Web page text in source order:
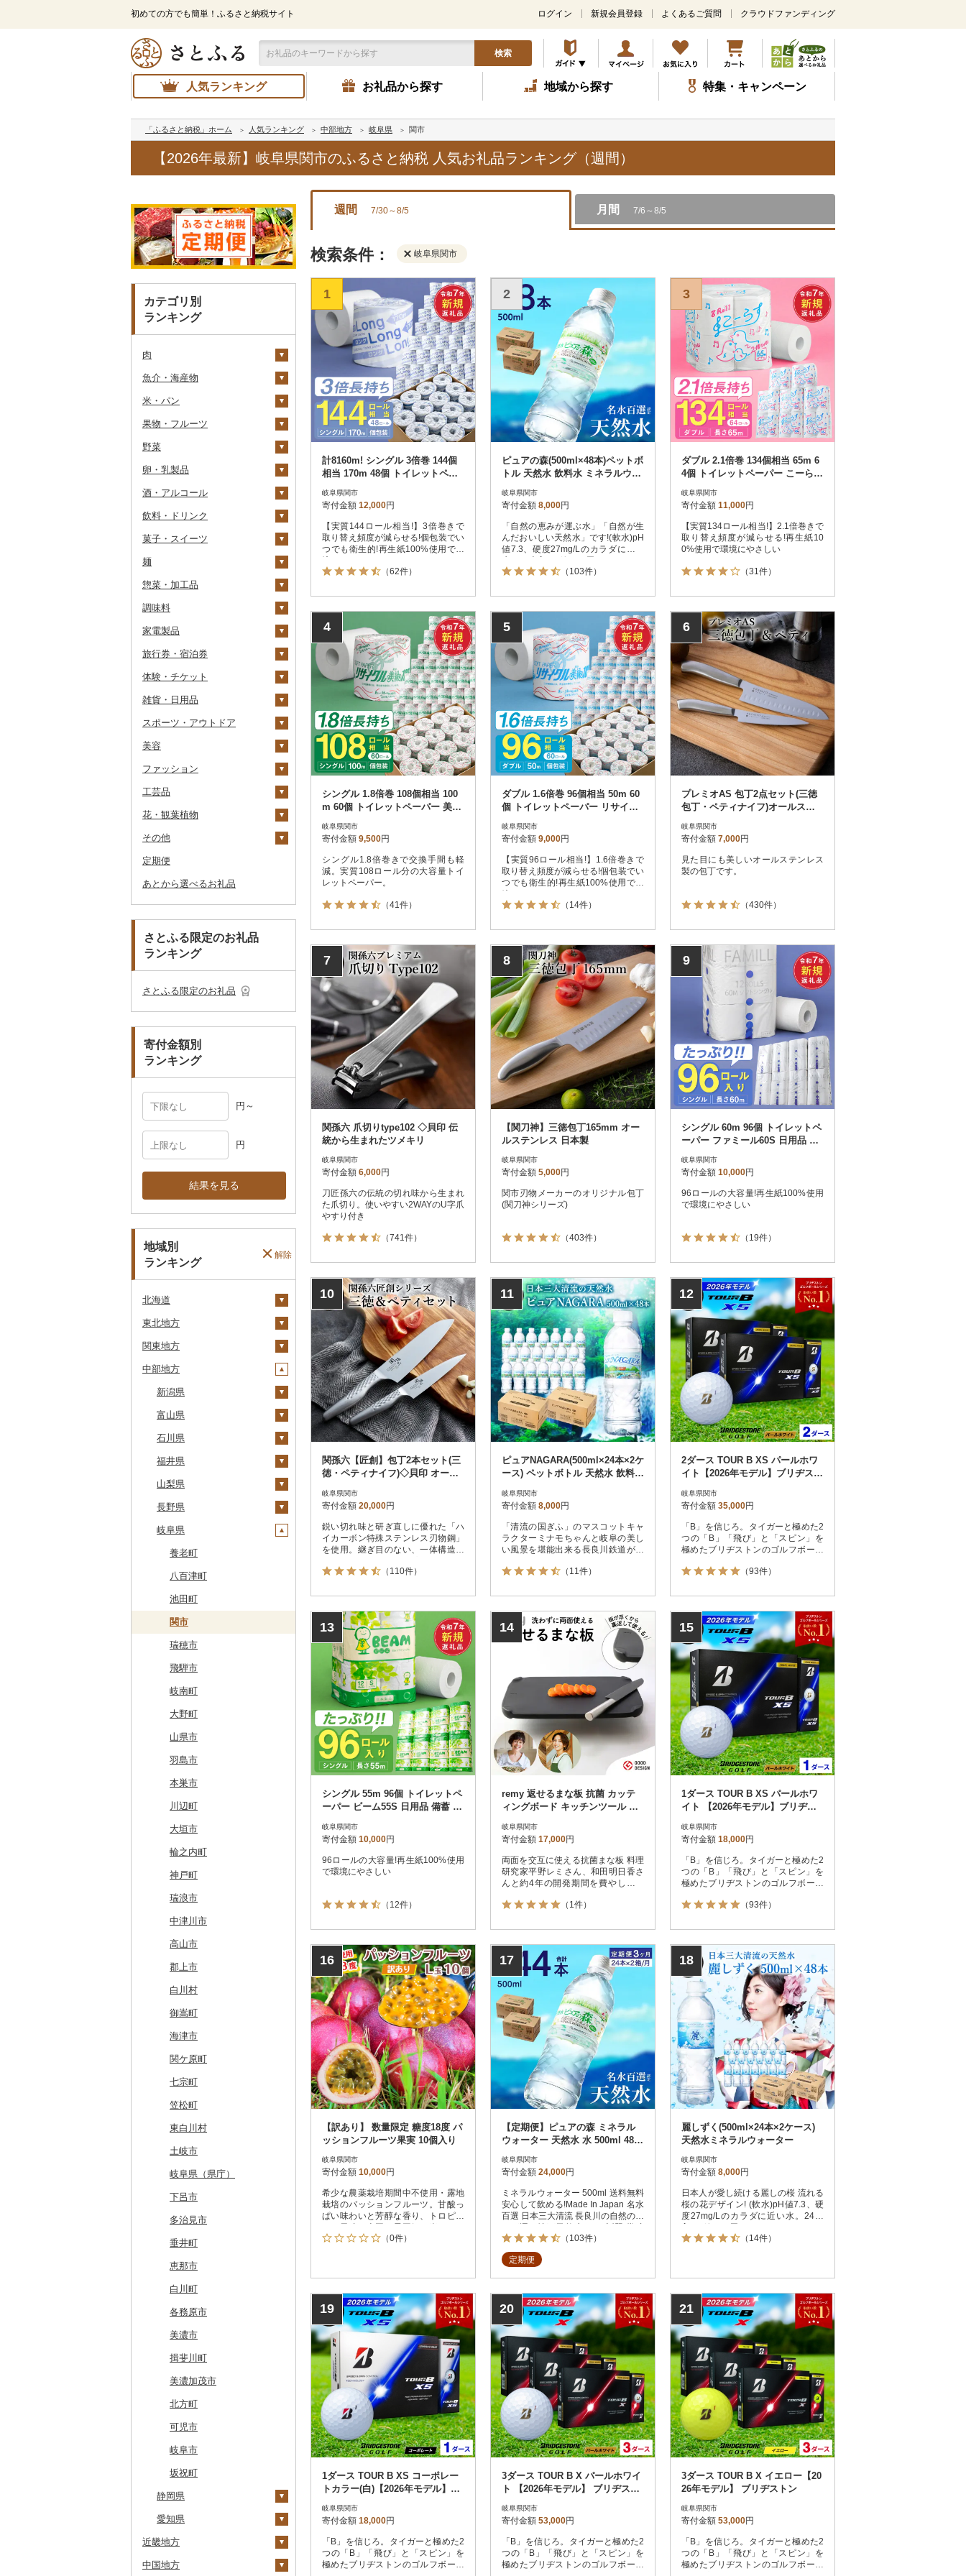
初めての方でも簡単！ふるさと納税サイト
メ
ン
コ
ン
テ
ツ
ッ
プ
ログイン 新規会員登録 よくあるご質問 クラウドファンディング
検索
人気ランキング お礼品から探す 地域から探す 特集・キャンペーン
「ふるさと納税」ホーム 人気ランキング 中部地方 岐阜県 関市
【2026年最新】岐阜県関市のふるさと納税 人気お礼品ランキング（週間）
カテゴリ別
ランキング
肉
牛肉（精肉）
ステーキ
すき焼き
焼肉
牛タン
和牛
黒毛和牛
仙台牛
米沢牛
山形牛
常陸牛
上州牛
飛騨牛
近江牛
但馬牛
佐賀牛
長崎和牛
宮崎牛
その他牛肉（精肉）
牛肉（加工品）
ハンバーグ
ローストビーフ
ビーフジャーキー
その他牛肉（加工品）
豚肉（精肉）
すき焼き
しゃぶしゃぶ
焼肉
アグー豚
豚肉（加工品）
ハンバーグ
もつ鍋
ハム
ソーセージ・ウインナ
鶏肉
鶏肉（精肉）
ハム・ソーセージ
唐揚げ
水炊き
地鶏
赤鶏さつま
その他鶏肉
鹿肉
馬肉
羊肉・ラム肉（ジンギス
魚介・海産物
カニ
ズワイガニ
毛ガニ
かにしゃぶ
その他カニ
エビ
ボタンエビ
伊勢海老
その他エビ
いくら
うに
明太子・たらこ
明太子
たらこ
その他魚卵
数の子
キャビア
その他魚卵
貝
鮑（アワビ）
牡蠣（カキ）
あさり
しじみ
サザエ
はまぐり
その他貝
鮮魚
鮭・サーモン
マグロ
イワシ
カツオ
金目鯛
クエ
サバ
鯛
のどぐろ
ブリ
ほっけ
その他鮮魚
イカ・タコ
イカ
タコ
海苔・海藻
海苔
わかめ
ひじき
その他海苔・海藻
干物
ししゃも
その他干物
その他魚介・加工品
しらす・ちりめん
かまぼこ・練り製品
米・パン
米
無洗米
玄米
金芽米
ゆめぴりか
コシヒカリ
はえぬき
さがびより
あきたこまち
ひとめぼれ
ミルキークィーン
ななつぼし
雑穀
餅
その他穀物加工品
パン
果物・フルーツ
ぶどう・マスカット
巨峰
ナガノパープル
ピオーネ
デラウェア
その他ぶどう・マスカ
いちご
りんご
もも
メロン
梨
和梨
洋梨・ラフランス
マンゴー
みかん・柑橘
みかん
レモン
不知火・デコポン
せとか
まどんな
その他柑橘
すいか
キウイ
柿（カキ）
ドライフルーツ
干し芋
その他果物
びわ
パイナップル
栗
野菜
いも
じゃがいも
さつまいも
その他いも
トマト
フルーツトマト
ミニトマト
玉ねぎ
ねぎ
根菜
人参
大根
自然薯
レンコン
にんにく・生姜
その他根菜
アスパラガス
豆
きのこ
しいたけ
松茸
その他きのこ
その他野菜
山菜
かぼちゃ
レタス
卵・乳製品
卵
チーズ
ヨーグルト
バター
その他乳製品
酒・アルコール
ビール・発泡酒
ビール
地ビール・クラフトビ
日本酒
純米吟醸
大吟醸
吟醸
その他日本酒
芋焼酎
麦焼酎
米焼酎
黒糖焼酎
その他焼酎
梅酒
泡盛
ワイン
白ワイン
赤ワイン
シャンパン・スパーク
ウイスキー
リキュール・洋酒
甘酒
ノンアルコール
その他酒
飲料・ドリンク
水・ミネラルウォーター
飲料
コーヒー豆
粉
ドリップ
茶
飲料
茶葉・ティーバッグ
静岡茶
足柄茶
知覧茶
八女茶
果汁飲料
りんごジュース
みかんジュース（オレ
紅茶
飲料
茶葉・ティーバッグ
その他飲料・ジュース
野菜ジュース
炭酸飲料
豆乳
菓子・スイーツ
クッキー
焼き菓子
プリン
ゼリー
チョコレート
カステラ
アイス・ジェラート
その他洋菓子
煎餅・おかき
羊羹
饅頭
大福
その他和菓子
麺
ラーメン
うどん
そば
パスタ
ひやむぎ
そうめん
その他麺
惣菜・加工品
惣菜
餃子
シュウマイ
コロッケ
その他惣菜
カレー・シチュー
カレー
シチュー
鍋
肉
魚
その他鍋
ピザ
レトルト
スープ
豆腐・納豆
豆腐
漬物
キムチ
その他漬物
缶詰・瓶詰
肉
魚
ジャム
その他缶詰・瓶詰
乾物
燻製（スモーク）
おせち
その他加工品
調味料
砂糖
塩
醤油
味噌
酢
だし
食用油
オリーブオイル
ごま油
はちみつ
ドレッシング
その他調味料
ケチャップ
こしょう
その他調味料
家電製品
季節・空調家電
キッチン家電
照明器具
パソコン・周辺機器
TV・オーディオ・カメラ
美容・健康家電
カー用品
時計
その他家電
旅行券・宿泊券
旅行券
JTBふるさと旅行クー
その他旅行券
宿泊券
体験・チケット
PayPay商品券
食事券
温泉・サウナ・スパ利用
券
GDOふるさとゴルフ
プレークーポン
その他のゴルフプレー
花火大会チケット
カタログギフト
雑貨・日用品
家具・インテリア
机・テーブル
その他家具・インテリ
寝具
布団
毛布
タオルケット
タオル
その他タオル
文房具・印鑑
ボールペン
ノート・ファイル
その他文房具
食器
グラス・カップ
箸
スプーン・フォーク・
ナイフ
皿・椀
その他食器
キッチン用品
フライパン
鍋
まな板
土鍋
日用品
洗剤
トイレットペーパー
ティッシュ
その他日用品
楽器・器材
本・CD・DVD
おもちゃ・ぬいぐるみ
ご当地キャラクター
ペット用品
その他雑貨
スポーツ・アウトドア
ゴルフ
ゴルフボール
ゴルフウェア
その他ゴルフ
釣り
サイクリング
アウトドア・キャンプ
その他スポーツ
その他スポーツ
美容
スキンケア
洗顔
その他スキンケア
シャンプー・リンス
石鹸・ボディーソープ
入浴剤
アロマ
プロテイン
その他美容
ファッション
鞄・バッグ
トートバッグ・ショル
ツケース
その他鞄・バッグ
洋服
女性・レディース
子供・ベビー
その他洋服
和服
靴・履物
靴・シューズ
スリッパ・下駄・草履
その他靴・履物
アクセサリー
ペンダント・ネックレ
ス
ピアス・イヤリング
その他アクセサリー
その他服飾小物
ショール・ストール
マフラー・手袋
工芸品
織物
本場奄美大島紬
陶器・漆器
唐津焼
備前焼
美濃焼
村上木彫堆朱
その他装飾品・工芸品
数珠
工芸品
播州そろばん
美濃和紙
花・観葉植物
観葉植物・苗木
花
胡蝶蘭
造花・プリザーブドフ
ラワー
その他花
盆栽・その他
その他
地域サービス
その他
定期便
あとから選べるお礼品
さとふる限定のお礼品
ランキング
さとふる限定のお礼品
寄付金額別
ランキング
円～
円
結果を見る
地域別
ランキング
解除
北海道
安平町
八雲町
鹿部町
江差町
白老町
せたな町
旭川市
森町
稚内市
標津町
清里町
北斗市
留萌市
白糠町
釧路町
名寄市
美唄市
厚岸町
南富良野町
上富良野町
和寒町
紋別市
乙部町
根室市
三笠市
東川町
厚真町
奥尻町
網走市
浦河町
広尾町
中札内村
滝川市
比布町
鶴居村
釧路市
苫前町
当別町
占冠村
上士幌町
平取町
七飯町
北見市
登別市
訓子府町
室蘭市
士幌町
倶知安町
天塩町
京極町
新十津川町
江別市
蘭越町
幌加内町
古平町
東北地方
青森県
十和田市
大鰐町
南部町
五戸町
藤崎町
六ヶ所村
東北町
三戸町
東通村
黒石市
おいらせ町
鶴田町
階上町
深浦町
青森市
田子町
新郷村
横浜町
野辺地町
佐井村
六戸町
五所川原市
平川市
蓬田村
中泊町
外ヶ浜町
つがる市
弘前市
鰺ヶ沢町
むつ市
田舎館村
青森県（県庁）
三沢市
西目屋村
岩手県
宮古市
軽米町
岩手町
矢巾町
釜石市
野田村
普代村
一戸町
陸前高田市
紫波町
滝沢市
住田町
葛巻町
花巻市
岩泉町
田野畑村
盛岡市
遠野市
奥州市
雫石町
岩手県（県庁）
一関市
久慈市
西和賀町
北上市
平泉町
洋野町
大船渡市
山田町
大槌町
宮城県
柴田町
色麻町
丸森町
大衡村
加美町
利府町
白石市
登米市
山元町
名取市
川崎町
村田町
栗原市
富谷市
岩沼市
七ヶ宿町
大崎市
塩竈市
石巻市
多賀城市
宮城県（県庁）
亘理町
蔵王町
女川町
気仙沼市
美里町
松島町
大和町
大郷町
南三陸町
仙台市
大河原町
角田市
涌谷町
東松島市
秋田県
大潟村
横手市
能代市
小坂町
仙北市
井川町
潟上市
三種町
藤里町
湯沢市
大館市
由利本荘市
にかほ市
羽後町
秋田県（県庁）
秋田市
男鹿市
美郷町
東成瀬村
五城目町
北秋田市
八峰町
鹿角市
大仙市
八郎潟町
山形県
村山市
尾花沢市
上山市
河北町
酒田市
新庄市
長井市
小国町
南陽市
中山町
庄内町
大石田町
川西町
鶴岡市
山形県（県庁）
金山町
東根市
飯豊町
鮭川村
大蔵村
山辺町
戸沢村
舟形町
最上町
真室川町
寒河江市
西川町
高畠町
山形市
三川町
大江町
米沢市
福島県
天栄村
広野町
鏡石町
須賀川市
小野町
棚倉町
古殿町
昭和村
下郷町
西郷村
二本松市
猪苗代町
川俣町
郡山市
西会津町
玉川村
いわき市
南会津町
田村市
磐梯町
三春町
本宮市
柳津町
鮫川村
福島市
新地町
葛尾村
三島町
桑折町
矢吹町
国見町
檜枝岐村
喜多方市
南相馬市
会津若松市
大熊町
浅川町
相馬市
中島村
伊達市
川内村
平田村
飯舘村
矢祭町
楢葉町
湯川村
関東地方
茨城県
土浦市
取手市
つくば市
稲敷市
潮来市
五霞町
北茨城市
境町
かすみがうら市
牛久市
常陸太田市
つくばみらい市
下妻市
茨城町
神栖市
常総市
東海村
美浦村
大洗町
河内町
ひたちなか市
龍ケ崎市
守谷市
常陸大宮市
笠間市
行方市
結城市
城里町
水戸市
鉾田市
桜川市
石岡市
茨城県（県庁）
坂東市
小美玉市
日立市
大子町
鹿嶋市
阿見町
那珂市
筑西市
八千代町
古河市
栃木県
那須塩原市
市貝町
塩谷町
上三川町
佐野市
真岡市
高根沢町
大田原市
栃木市
日光市
小山市
宇都宮市
栃木県（県庁）
那珂川町
茂木町
那須烏山市
矢板市
さくら市
足利市
那須町
鹿沼市
下野市
益子町
芳賀町
野木町
群馬県
榛東村
下仁田町
玉村町
安中市
川場村
昭和村
甘楽町
明和町
沼田市
桐生市
吉岡町
太田市
高山村
みどり市
千代田町
みなかみ町
片品村
富岡市
館林市
伊勢崎市
東吾妻町
前橋市
藤岡市
邑楽町
板倉町
嬬恋村
草津町
高崎市
群馬県（県庁）
大泉町
長野原町
中之条町
埼玉県
春日部市
蕨市
戸田市
毛呂山町
久喜市
ふじみ野市
川島町
上里町
川口市
飯能市
長瀞町
羽生市
小鹿野町
坂戸市
鳩山町
埼玉県（県庁）
神川町
東秩父村
横瀬町
三芳町
幸手市
日高市
蓮田市
川越市
宮代町
吉見町
東松山市
入間市
志木市
北本市
桶川市
加須市
三郷市
八潮市
越生町
さいたま市
鴻巣市
嵐山町
越谷市
小川町
滑川町
本庄市
熊谷市
白岡市
ときがわ町
朝霞市
美里町
千葉県
勝浦市
袖ケ浦市
我孫子市
長柄町
芝山町
八千代市
横芝光町
多古町
白子町
栄町
香取市
習志野市
銚子市
君津市
旭市
南房総市
八街市
東金市
九十九里町
いすみ市
東庄町
館山市
大網白里市
一宮町
佐倉市
木更津市
茂原市
野田市
山武市
鴨川市
印西市
神崎町
船橋市
千葉市
白井市
成田市
富津市
浦安市
松戸市
柏市
匝瑳市
市川市
市原市
東京都
八王子市
日野市
昭島市
武蔵村山市
葛飾区
小金井市
墨田区
東久留米市
利島村
瑞穂町
大島町
府中市
国分寺市
東村山市
中央区
あきる野市
中野区
荒川区
北区
多摩市
稲城市
世田谷区
日の出町
板橋区
渋谷区
千代田区
新宿区
江東区
青梅市
国立市
品川区
福生市
小平市
文京区
大田区
豊島区
西東京市
羽村市
神奈川県
南足柄市
松田町
大井町
中井町
愛川町
山北町
真鶴町
清川村
開成町
藤沢市
神奈川県（県庁）
鎌倉市
大和市
伊勢原市
小田原市
湯河原町
秦野市
綾瀬市
横須賀市
三浦市
大磯町
箱根町
横浜市
茅ヶ崎市
川崎市
厚木市
海老名市
相模原市
座間市
二宮町
中部地方
新潟県
十日町市
弥彦村
阿賀町
出雲崎町
魚沼市
佐渡市
燕市
南魚沼市
関川村
新発田市
加茂市
小千谷市
田上町
五泉市
三条市
見附市
糸魚川市
胎内市
上越市
阿賀野市
津南町
新潟県（県庁）
柏崎市
村上市
妙高市
聖籠町
刈羽村
湯沢町
新潟市
富山県
射水市
氷見市
朝日町
高岡市
魚津市
砺波市
入善町
黒部市
立山町
富山県（県庁）
小矢部市
滑川市
富山市
南砺市
石川県
羽咋市
七尾市
白山市
穴水町
輪島市
中能登町
石川県（県庁）
野々市市
能登町
能美市
津幡町
宝達志水町
金沢市
内灘町
かほく市
小松市
志賀町
加賀市
福井県
美浜町
小浜市
越前町
若狭町
鯖江市
高浜町
勝山市
福井県（県庁）
越前市
坂井市
あわら市
福井市
大野市
敦賀市
おおい町
永平寺町
山梨県
富士吉田市
甲斐市
山梨市
富士川町
大月市
富士河口湖町
韮崎市
南アルプス市
市川三郷町
都留市
山梨県（県庁）
道志村
忍野村
笛吹市
中央市
北杜市
鳴沢村
西桂町
身延町
早川町
南部町
昭和町
甲府市
甲州市
丹波山村
長野県
高森町
御代田町
飯田市
青木村
南箕輪村
長野県（県庁）
上松町
高山村
南木曽町
朝日村
長野市
根羽村
池田町
須坂市
川上村
信濃町
南牧村
伊那市
立科町
東御市
中野市
豊丘村
売木村
小諸市
木曽町
箕輪町
駒ヶ根市
王滝村
千曲市
辰野町
茅野市
喬木村
阿智村
小川村
宮田村
飯綱町
栄村
松川町
坂城町
富士見町
塩尻市
諏訪市
小谷村
松川村
生坂村
南相木村
岐阜県
養老町
八百津町
池田町
関市
瑞穂市
飛騨市
岐南町
大野町
山県市
羽島市
本巣市
川辺町
大垣市
輪之内町
神戸町
瑞浪市
中津川市
高山市
郡上市
白川村
御嵩町
海津市
関ケ原町
七宗町
笠松町
東白川村
土岐市
岐阜県（県庁）
下呂市
多治見市
垂井町
恵那市
白川町
各務原市
美濃市
揖斐川町
美濃加茂市
北方町
可児市
岐阜市
坂祝町
静岡県
下田市
静岡市
吉田町
愛知県
清須市
田原市
近畿地方
三重県
中国地方
週間 7/30～8/5 月間 7/6～8/5
検索条件： 岐阜県関市
1
計8160m! シングル 3倍巻 144個
相当 170m 48個 トイレットペー
パー ロング170S
岐阜県関市
寄付金額 12,000円
【実質144ロール相当!】3倍巻きで
取り替え頻度が減らせる!個包装でい
つでも衛生的!再生紙100%使用で環
（62件）
2
ピュアの森(500ml×48本)ペットボ
トル 天然水 飲料水 ミネラルウォ
ーター
岐阜県関市
寄付金額 8,000円
「自然の恵みが運ぶ水」「自然が生
んだおいしい天然水」です!(軟水)pH
値7.3、硬度27mg/Lのカラダに近い
（103件）
3
ダブル 2.1倍巻 134個相当 65m 6
4個 トイレットペーパー こーらす
65W 日用品 防災
岐阜県関市
寄付金額 11,000円
【実質134ロール相当!】2.1倍巻きで
取り替え頻度が減らせる!再生紙10
0%使用で環境にやさしい
（31件）
4
シングル 1.8倍巻 108個相当 100
m 60個 トイレットペーパー 美緑
岐阜県関市
寄付金額 9,500円
シングル1.8倍巻きで交換手間も軽
減。実質108ロール分の大容量トイ
レットペーパー。
（41件）
5
ダブル 1.6倍巻 96個相当 50m 60
個 トイレットペーパー リサイク
岐阜県関市
寄付金額 9,000円
【実質96ロール相当!】1.6倍巻きで
取り替え頻度が減らせる!個包装でい
つでも衛生的!再生紙100%使用で環
（14件）
6
プレミオAS 包丁2点セット(三徳
包丁・ペティナイフ)オールステ
岐阜県関市
寄付金額 7,000円
見た目にも美しいオールステンレス
製の包丁です。
（430件）
7
関孫六 爪切りtype102 ◇貝印 伝
統から生まれたツメキリ
岐阜県関市
寄付金額 6,000円
刀匠孫六の伝統の切れ味から生まれ
た爪切り。使いやすい2WAYのU字爪
やすり付き
（741件）
8
【関刀神】三徳包丁165mm オー
ルステンレス 日本製
岐阜県関市
寄付金額 5,000円
関市刃物メーカーのオリジナル包丁
(関刀神シリーズ)
（403件）
9
シングル 60m 96個 トイレットペ
ーパー ファミール60S 日用品 備
岐阜県関市
寄付金額 10,000円
96ロールの大容量!再生紙100%使用
で環境にやさしい
（19件）
10
関孫六【匠創】包丁2本セット(三
徳・ペティナイフ)◇貝印 オール
岐阜県関市
寄付金額 20,000円
鋭い切れ味と研ぎ直しに優れた「ハ
イカーボン特殊ステンレス刃物鋼」
を使用。継ぎ目のない、一体構造の
洗機対応)
（110件）
11
ピュアNAGARA(500ml×24本×2ケ
ース) ペットボトル 天然水 飲料水
岐阜県関市
寄付金額 8,000円
「清流の国ぎふ」のマスコットキャ
ラクターミナモちゃんと岐阜の美し
い風景を堪能出来る長良川鉄道がモ
ナチュラルミネラルウォーター!「お
3、硬度27mg/Lのカラダに近い水。
（11件）
12
2ダース TOUR B XS パールホワ
イト【2026年モデル】ブリヂスト
岐阜県関市
寄付金額 35,000円
「B」を信じろ。タイガーと極めた2
つの「B」「飛び」と「スピン」を
極めたブリヂストンのゴルフボール
品。最新のツアーモデルは、圧倒的
両立しています。スコアアップに欠
たのポテンシャルを最大限に引き出
しませんか。
（93件）
13
シングル 55m 96個 トイレットペ
ーパー ビーム55S 日用品 備蓄 防
岐阜県関市
寄付金額 10,000円
96ロールの大容量!再生紙100%使用
で環境にやさしい
（12件）
14
remy 返せるまな板 抗菌 カッテ
ィングボード キッチンツール キ
岐阜県関市
寄付金額 17,000円
両面を交互に使える抗菌まな板 料理
研究家平野レミさん、和田明日香さ
んと約4年の開発期間を費やし完成
（1件）
15
1ダース TOUR B XS パールホワ
イト 【2026年モデル】ブリヂス
岐阜県関市
寄付金額 18,000円
「B」を信じろ。タイガーと極めた2
つの「B」「飛び」と「スピン」を
極めたブリヂストンのゴルフボール
品。最新のツアーモデルは、圧倒的
両立しています。スコアアップに欠
たのポテンシャルを最大限に引き出
しませんか。
（93件）
16
【訳あり】 数量限定 糖度18度 パ
ッションフルーツ果実 10個入り
岐阜県関市
寄付金額 10,000円
希少な農薬栽培期間中不使用・露地
栽培のパッションフルーツ。甘酸っ
ぱい味わいと芳醇な香り、トロピカ
す。
（0件）
17
【定期便】ピュアの森 ミネラル
ウォーター 天然水 水 500ml 48本
岐阜県関市
寄付金額 24,000円
ミネラルウォーター 500ml 送料無料
安心して飲める!Made In Japan 名水
百選 日本三大清流 長良川の自然の恵
期限2年
（103件）
定期便
18
麗しずく(500ml×24本×2ケース)
天然水ミネラルウォーター
岐阜県関市
寄付金額 8,000円
日本人が愛し続ける麗しの桜 流れる
桜の花デザイン! (軟水)pH値7.3、硬
度27mg/Lのカラダに近い水。24本
（14件）
19
1ダース TOUR B XS コーポレー
トカラー(白)【2026年モデル】ブ
岐阜県関市
寄付金額 18,000円
「B」を信じろ。タイガーと極めた2
つの「B」「飛び」と「スピン」を
極めたブリヂストンのゴルフボール
20
3ダース TOUR B X パールホワイ
ト 【2026年モデル】 ブリヂスト
岐阜県関市
寄付金額 53,000円
「B」を信じろ。タイガーと極めた2
つの「B」「飛び」と「スピン」を
極めたブリヂストンのゴルフボール
21
3ダース TOUR B X イエロー【20
26年モデル】 ブリヂストン
岐阜県関市
寄付金額 53,000円
「B」を信じろ。タイガーと極めた2
つの「B」「飛び」と「スピン」を
極めたブリヂストンのゴルフボール